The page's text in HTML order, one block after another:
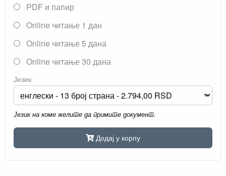
PDF и папир
Online читање 1 дан
Online читање 5 дана
Online читање 30 дана
Језик
Језик на коме желите да примите документ.
Додај у корпу